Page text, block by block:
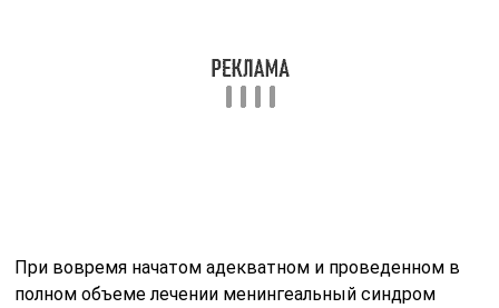
Лечение мышечной ригидности, в первую очередь,